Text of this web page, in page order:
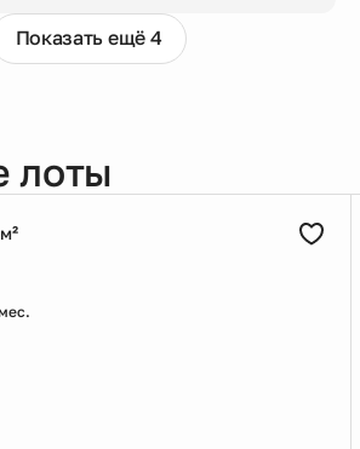
до 30 лет
срок кредита
сумма кредита
Показать ещё 4
лоты